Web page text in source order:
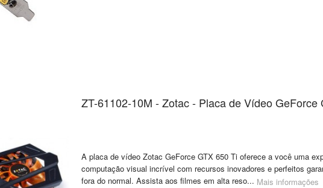
ZT-61102-10M - Zotac - Placa de Vídeo GeForce
A placa de vídeo Zotac GeForce GTX 650 Ti oferece a você uma
computação visual incrível com recursos inovadores e perfeitos
fora do normal. Assista aos filmes em alta reso... Mais informações